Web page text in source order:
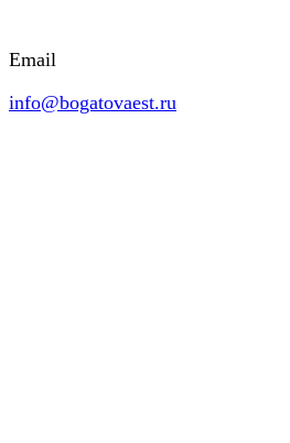
Email
info@bogatovaest.ru